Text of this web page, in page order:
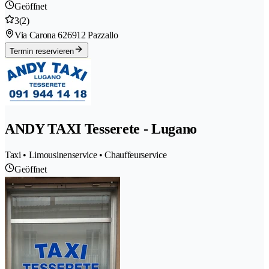
Geöffnet
3(2)
Via Carona 626912 Pazzallo
Termin reservieren
ANDY TAXI Tesserete - Lugano
Taxi • Limousinenservice • Chauffeurservice
Geöffnet